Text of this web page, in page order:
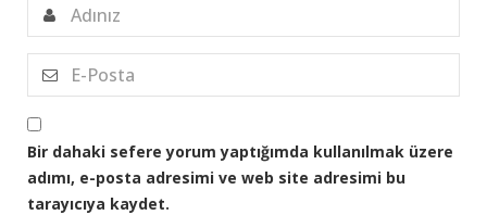
Bir dahaki sefere yorum yaptığımda kullanılmak üzere
adımı, e-posta adresimi ve web site adresimi bu
tarayıcıya kaydet.